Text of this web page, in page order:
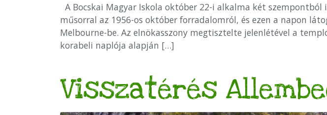
A Bocskai Magyar Iskola október 22-i alkalma két
műsorral az 1956-os október forradalomról, és ezen a napon
Melbourne-be. Az elnökasszony megtisztelte jelenlétével a
korabeli naplója alapján […]
Visszatérés